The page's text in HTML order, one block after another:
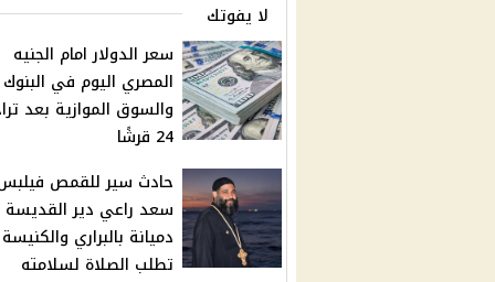
لا يفوتك
سعر الدولار امام الجنيه
المصري اليوم في البنوك
والسوق الموازية بعد
24 قرشًا
حادث سير للقمص
سعد راعي دير القديسة
دميانة بالبراري والكنيسة
تطلب الصلاة لسلامته